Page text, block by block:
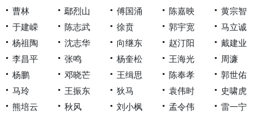
曹林
鄢烈山 傅国涌 陈嘉映
黄宗智
于建嵘
陈志武 徐贲 郭宇宽
马立诚
杨祖陶
沈志华 向继东 赵汀阳
戴建业
李昌平
张鸣 杨奎松 王海光
周濂
杨鹏
邓晓芒 王缉思 陈奉孝
郭世佑
马玲
王振东 狄马 袁伟时
史啸虎
熊培云
秋风 刘小枫 孟令伟
雷一宁